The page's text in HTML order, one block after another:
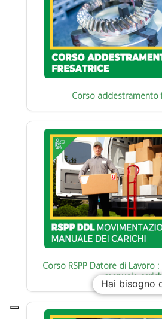
Corso addestramento
Corso RSPP Datore di Lavoro
manuale
Hai bisogno